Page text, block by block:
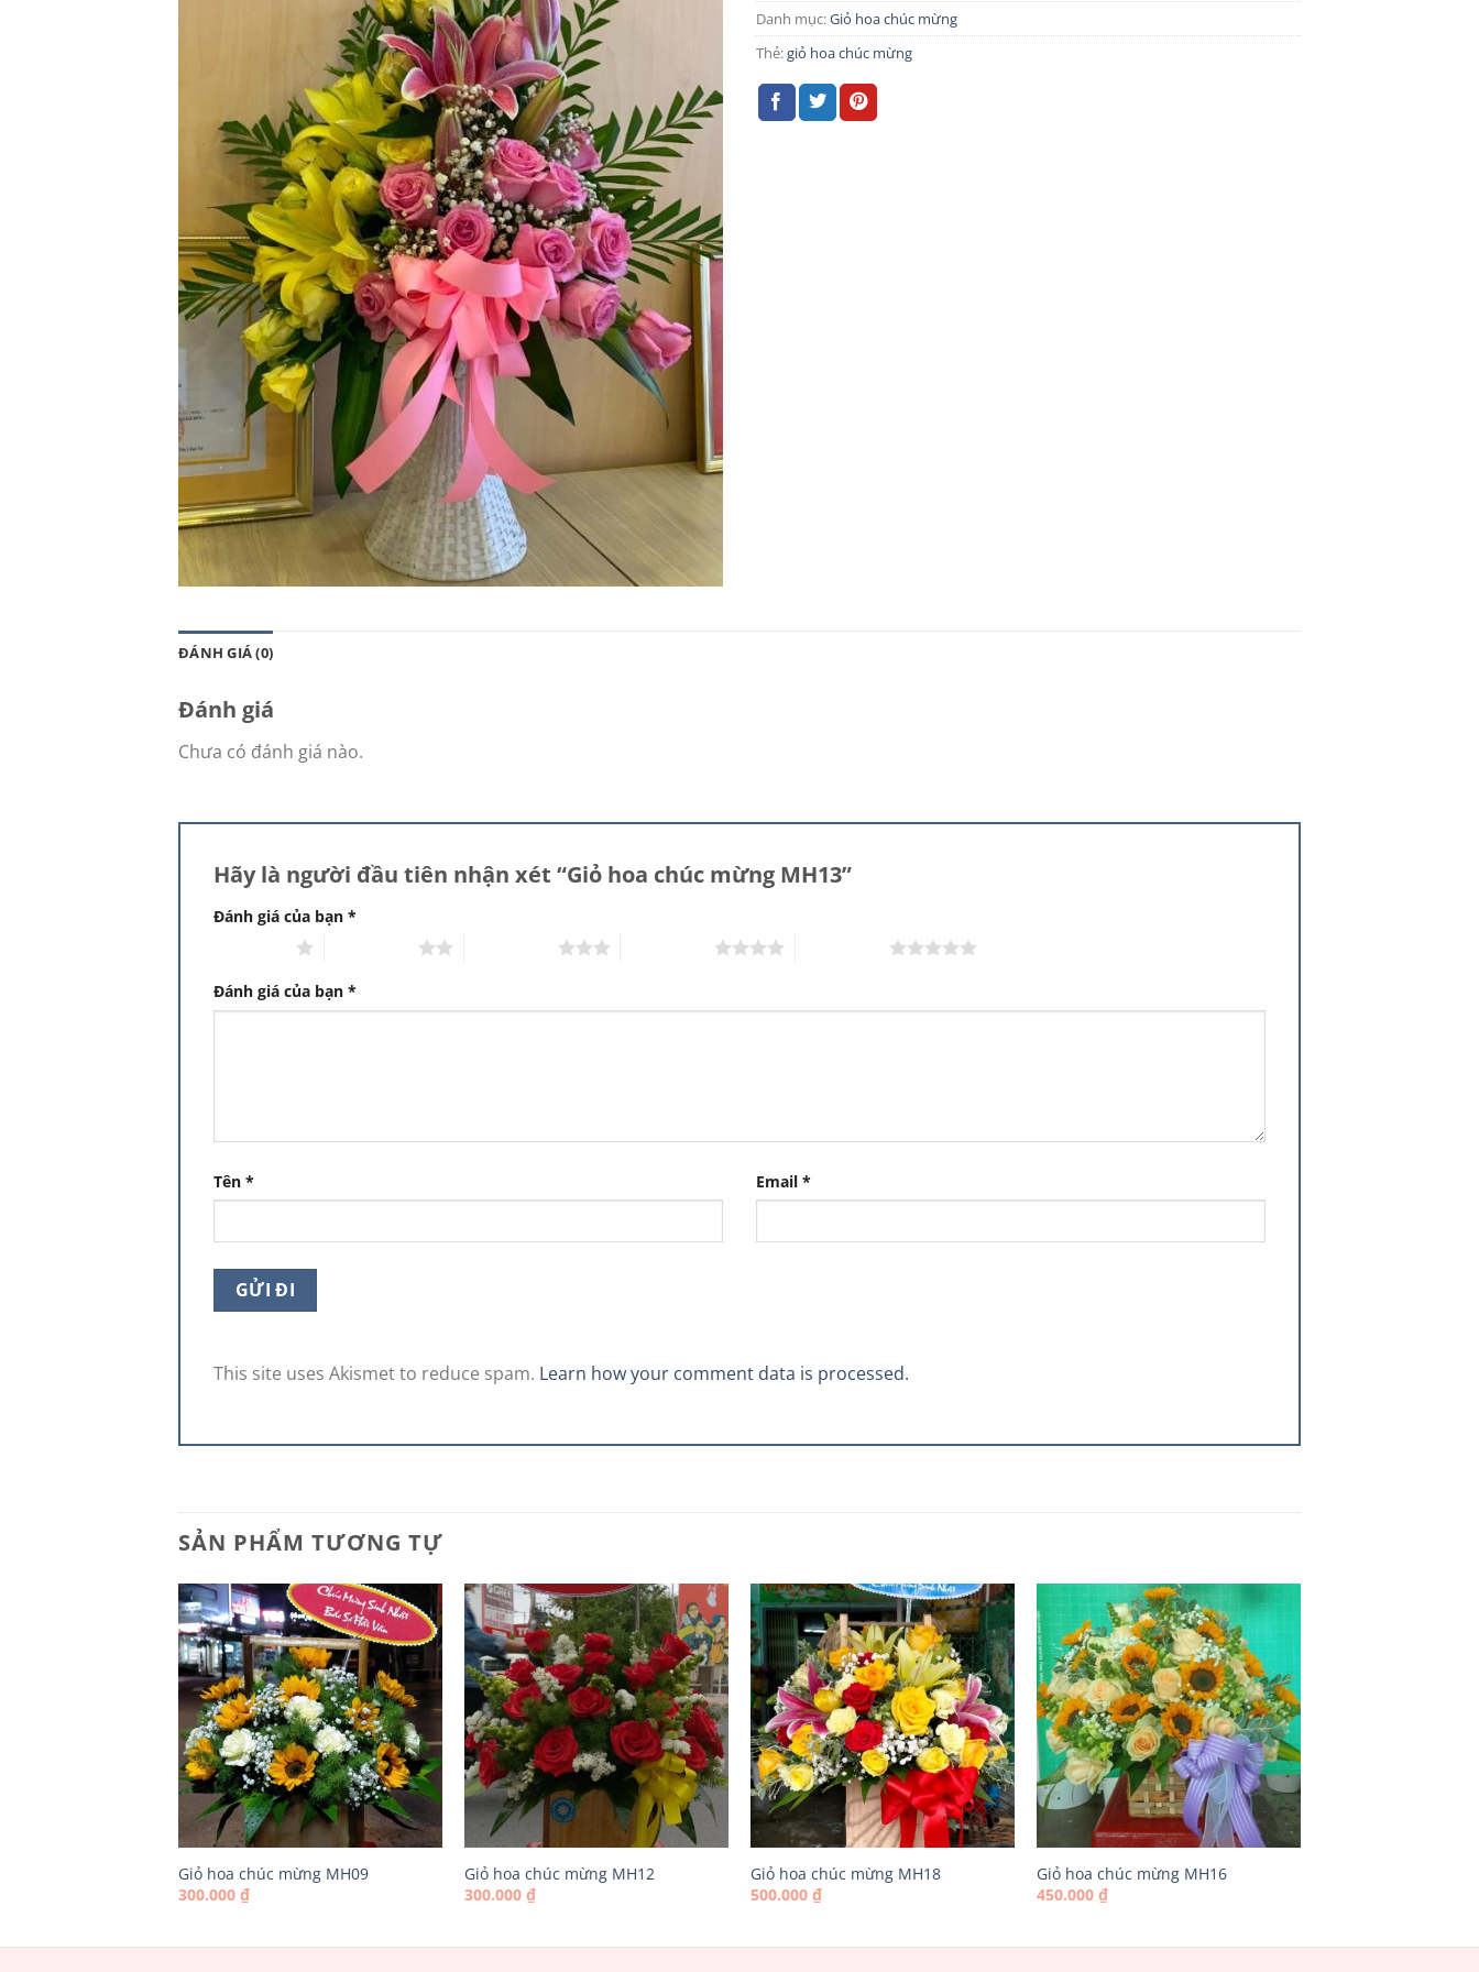
Danh mục:Giỏ hoa chúc mừng
Thẻ:giỏ hoa chúc mừng
ĐÁNH GIÁ (0)
Đánh giá
Chưa có đánh giá nào.
Hãy là người đầu tiên nhận xét “Giỏ hoa chúc mừng MH13”
Đánh giá của bạn *
Đánh giá của bạn *
Tên * Email *
This site uses Akismet to reduce spam. Learn how your comment data is processed.
SẢN PHẨM TƯƠNG TỰ
Giỏ hoa chúc mừng MH09
300.000 ₫
Giỏ hoa chúc mừng MH12
300.000 ₫
Giỏ hoa chúc mừng MH18
500.000 ₫
Giỏ hoa chúc mừng MH16
450.000 ₫